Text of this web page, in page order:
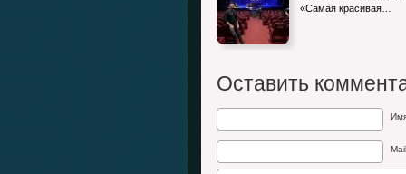
«Самая красивая…
Оставить